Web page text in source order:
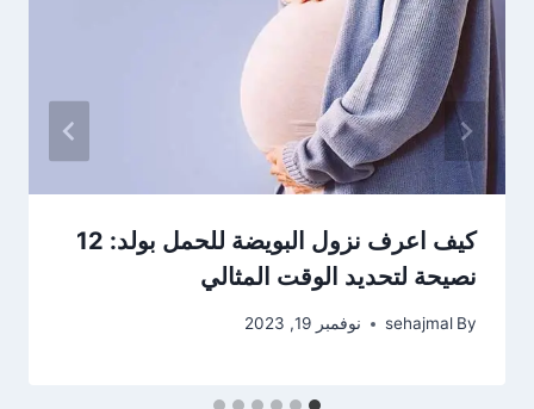
كيف اعرف نزول البويضة للحمل بولد: 12
نصيحة لتحديد الوقت المثالي
By
sehajmal نوفمبر 19, 2023